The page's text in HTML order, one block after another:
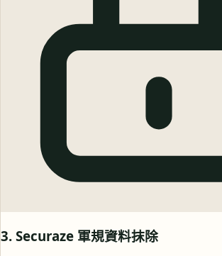
3. Securaze 軍規資料抹除